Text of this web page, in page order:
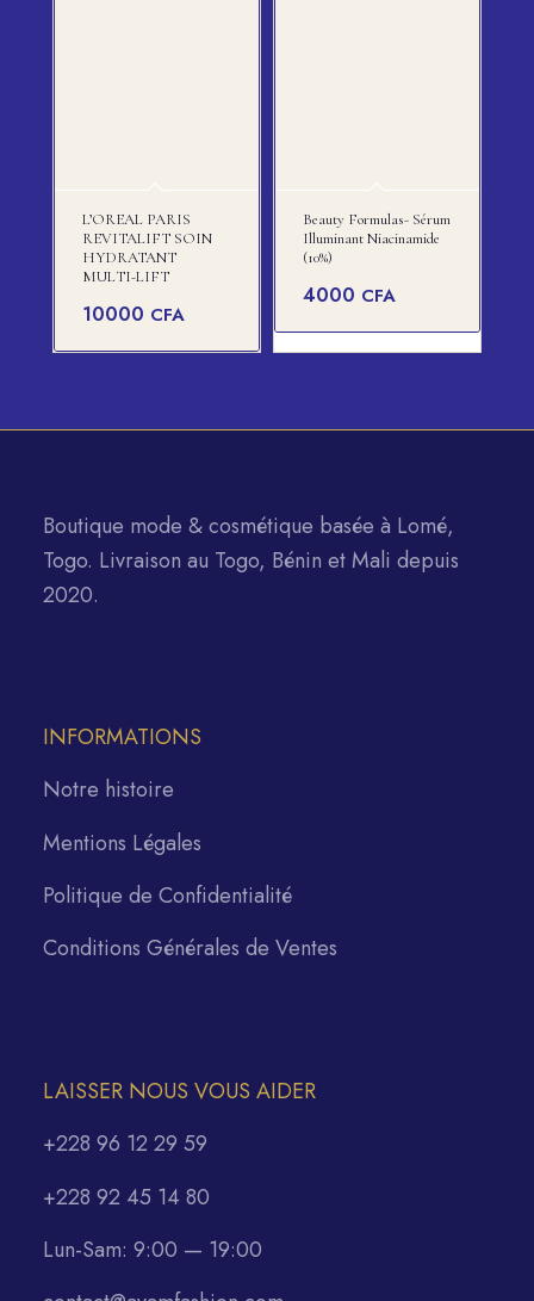
L’OREAL PARIS
REVITALIFT SOIN
HYDRATANT
MULTI-LIFT
10000 CFA
Beauty Formulas- Sérum
Illuminant Niacinamide
(10%)
4000 CFA
Boutique mode & cosmétique basée à Lomé,
Togo. Livraison au Togo, Bénin et Mali depuis
2020.
INFORMATIONS
Notre histoire
Mentions Légales
Politique de Confidentialité
Conditions Générales de Ventes
LAISSER NOUS VOUS AIDER
+228 96 12 29 59
+228 92 45 14 80
Lun-Sam: 9:00 — 19:00